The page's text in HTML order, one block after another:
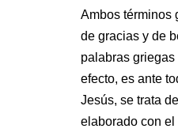
Ambos términos
de gracias y de
palabras
efecto, es ante
Jesús, se trata
elaborado con el